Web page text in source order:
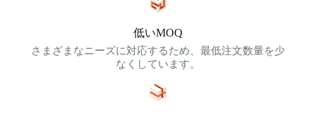
低いMOQ
さまざまなニーズに対応するため、最低注文数量を少
なくしています。